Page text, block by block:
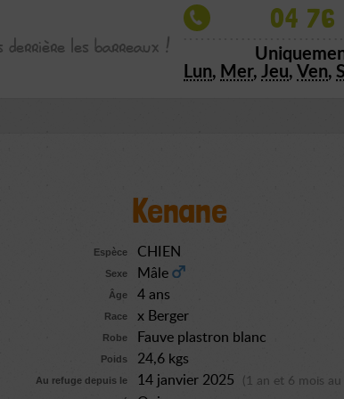
derrière les barreaux !
04 76
Lun, Mer, Jeu, Ven,
Kenane
Espèce CHIEN
Sexe Mâle
Âge 4 ans
Race x Berger
Robe Fauve plastron blanc
Poids 24,6 kgs
Au refuge depuis le 14 janvier 2025 (1 an et 6 mois au